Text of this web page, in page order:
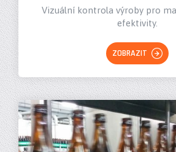
Vizuální kontrola výroby pro
efektivity.
ZOBRAZIT